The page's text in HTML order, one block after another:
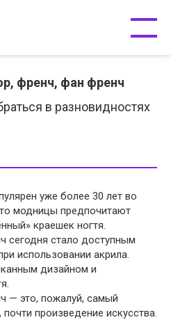
френч, фан френч
в разновидностях
уже более 30 лет во
модницы предпочитают
краешек ногтя.
сегодня стало доступным
использовании акрила.
дизайном и
— это, пожалуй, самый
произведение искусства.